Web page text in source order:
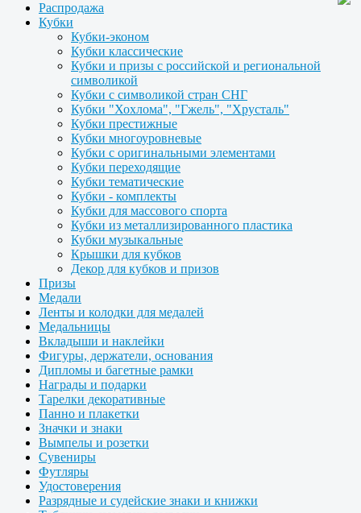
Распродажа
Кубки
Кубки-эконом
Кубки классические
Кубки и призы с российской и региональной
символикой
Кубки с символикой стран СНГ
Кубки "Хохлома", "Гжель", "Хрусталь"
Кубки престижные
Кубки многоуровневые
Кубки с оригинальными элементами
Кубки переходящие
Кубки тематические
Кубки - комплекты
Кубки для массового спорта
Кубки из металлизированного пластика
Кубки музыкальные
Крышки для кубков
Декор для кубков и призов
Призы
Медали
Ленты и колодки для медалей
Медальницы
Вкладыши и наклейки
Фигуры, держатели, основания
Дипломы и багетные рамки
Награды и подарки
Тарелки декоративные
Панно и плакетки
Значки и знаки
Вымпелы и розетки
Сувениры
Футляры
Удостоверения
Разрядные и судейские знаки и книжки